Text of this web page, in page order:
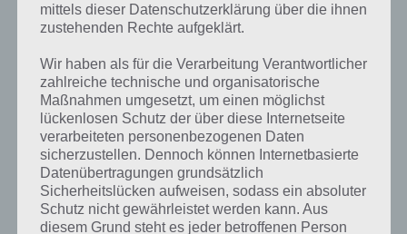
Saxofon ist die Lösung für das tägliche Rätsel am 24.8.2023 in 4 Bilder
1 Wort, doch welche Bedeutung hat dieses eigentlich und was gibt es
Lösungen präsentieren wir daher auch immer eine kurze
Begriffserklärung!
Zu Saxofon haben wir zunächst keine weiteren Informationen parat!
Auf WhatsApp teilen Teilen auf Facebook
mittels dieser Datenschutzerklärung über die ihnen
zustehenden Rechte aufgeklärt.
Wir haben als für die Verarbeitung Verantwortlicher
zahlreiche technische und organisatorische
Maßnahmen umgesetzt, um einen möglichst
lückenlosen Schutz der über diese Internetseite
verarbeiteten personenbezogenen Daten
sicherzustellen. Dennoch können Internetbasierte
Datenübertragungen grundsätzlich
Sicherheitslücken aufweisen, sodass ein absoluter
Schutz nicht gewährleistet werden kann. Aus
diesem Grund steht es jeder betroffenen Person